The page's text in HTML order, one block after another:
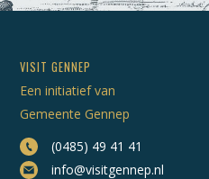
VISIT GENNEP
Een initiatief van
Gemeente Gennep
(0485) 49 41 41
info@visitgennep.nl